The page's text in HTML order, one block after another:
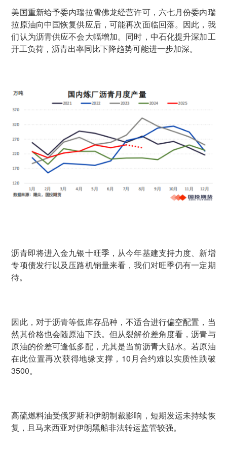
美国重新给予委内瑞拉雪佛龙经营许可，六七月份委内瑞
拉原油向中国恢复供应后，可能再次面临回落。因此，我
们认为沥青供应不会大幅增加。同时，中石化提升深加工
开工负荷，沥青出率同比下降趋势可能进一步加深。
沥青即将进入金九银十旺季，从今年基建支持力度、新增
专项债发行以及压路机销量来看，我们对旺季仍有一定期
待。
因此，对于沥青等低库存品种，不适合进行偏空配置，当
然其价格也会随原油下跌。但从裂解价差角度看，沥青与
原油的价差可逢低多配，尤其是当前沥青大贴水。若原油
在此位置再次获得地缘支撑，10月合约难以实质性跌破
3500。
高硫燃料油受俄罗斯和伊朗制裁影响，短期发运未持续恢
复，且马来西亚对伊朗黑船非法转运监管较强。